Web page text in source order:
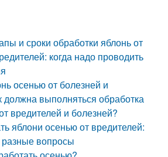
и сроки обработки яблонь от
когда надо проводить
осенью от болезней и
должна выполняться обработка
вредителей и болезней?
яблони осенью от вредителей:
разные вопросы